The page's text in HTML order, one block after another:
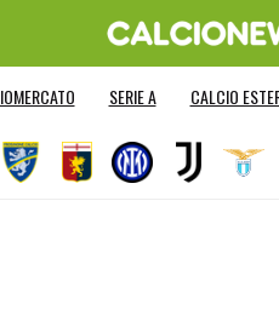
SERIE A CALCIO